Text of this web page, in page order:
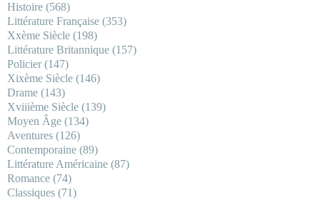
Histoire (568)
Littérature Française (353)
Xxème Siècle (198)
Littérature Britannique (157)
Policier(147)
Xixème Siècle (146)
Drame (143)
Xviiième Siècle (139)
Moyen Âge (134)
Aventures (126)
Contemporaine (89)
Littérature Américaine (87)
Romance (74)
Classiques (71)